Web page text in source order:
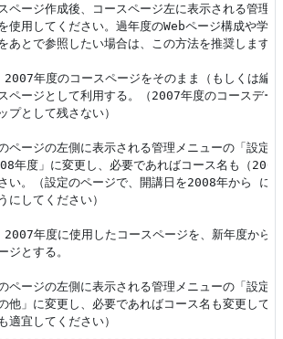
ページ作成後、コースページ左に表示される管理
使用してください。過年度のWebページ構成や学
あとで参照したい場合は、この方法を推奨します。
2007年度のコースページをそのまま（もしくは編
ページとして利用する。（2007年度のコースデー
プとして残さない）
ページの左側に表示される管理メニューの「設定
年度」に変更し、必要であればコース名も（
い。（設定のページで、開講日を2008年から に
にしてください）
2007年度に使用したコースページを、新年度から
ジとする。
ページの左側に表示される管理メニューの「設定
他」に変更し、必要であればコース名も変更して
適宜してください）